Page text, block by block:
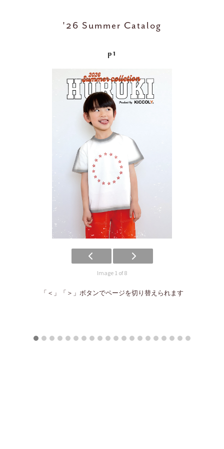
'26 Summer Catalog
p1
Image 1 of 8
「＜」「＞」ボタンでページを切り替えられます